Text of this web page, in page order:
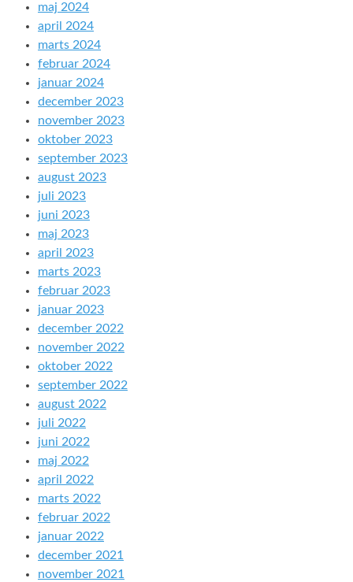
maj 2024
april 2024
marts 2024
februar 2024
januar 2024
december 2023
november 2023
oktober 2023
september 2023
august 2023
juli 2023
juni 2023
maj 2023
april 2023
marts 2023
februar 2023
januar 2023
december 2022
november 2022
oktober 2022
september 2022
august 2022
juli 2022
juni 2022
maj 2022
april 2022
marts 2022
februar 2022
januar 2022
december 2021
november 2021